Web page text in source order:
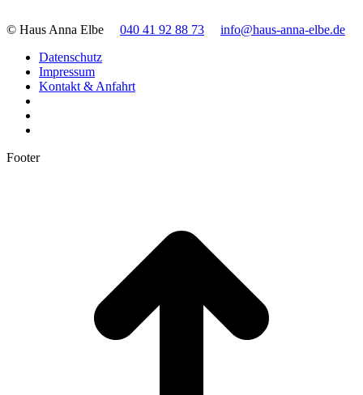
© Haus Anna Elbe 040 41 92 88 73
info@haus-anna-elbe.de
Datenschutz
Impressum
Kontakt & Anfahrt
Footer